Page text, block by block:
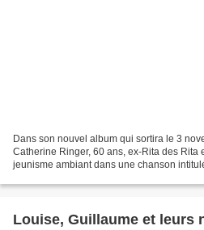
Dans son nouvel album qui sortira le 3
Catherine Ringer, 60 ans, ex-Rita des Rita
jeunisme ambiant dans une chanson
Louise, Guillaume et leurs